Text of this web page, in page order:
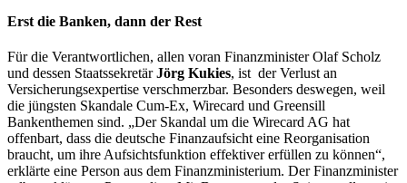
Erst die Banken, dann der Rest
Für die Verantwortlichen, allen voran Finanzminister Olaf Scholz
und dessen StaatssekretärJörg Kukies, ist der Verlust an
Versicherungsexpertise verschmerzbar. Besonders deswegen, weil
die jüngsten Skandale Cum-Ex, Wirecard und Greensill
Bankenthemen sind. „Der Skandal um die Wirecard AG hat
offenbart, dass die deutsche Finanzaufsicht eine Reorganisation
braucht, um ihre Aufsichtsfunktion effektiver erfüllen zu können“,
erklärte eine Person aus dem Finanzministerium. Der Finanzminister